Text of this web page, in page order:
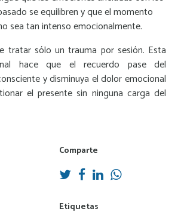
Comparte
Etiquetas
se equilibren y que el momento
sea tan intenso emocionalmente.
tratar sólo un trauma por sesión. Esta
hace que el recuerdo pase del
y disminuya el dolor emocional
el presente sin ninguna carga del